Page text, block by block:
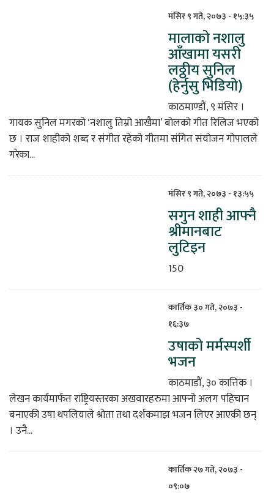
मंसिर ९ गते, २०७३ - १५:३५
मालाको नशालु
आँखामा यसरी
लठ्ठीय सुनिल
(हेर्नुसु भिडियो)
काठमाण्डौं, ९ मंसिर ।
गायक सुनिल मगरको ‘नशालु तिम्रो आखैमा’ बोलको गीत रिलिज भएको
छ । राज शाहीको शब्द र संगीत रहेको गीतमा संगित संयोजन गोपालले
गरेका...
मंसिर ९ गते, २०७३ - १३:५५
सगुन शाही आफ्नै
श्रीमानबाट
लुटिइन
150
कार्तिक ३० गते, २०७३ -
१६:३७
उषाको मर्मस्पर्शी
भजन
काठमाडौं, ३० कात्तिक ।
लेखन कार्यमार्फत राष्ट्रियस्तरका अखवारहरुमा आफ्नो अलग पहिचान
बनाएकी उषा थपलियाले श्रोता तथा दर्शकमाझ भजन लिएर आएकी छन्
। उनै...
कार्तिक २७ गते, २०७३ -
०९:०७